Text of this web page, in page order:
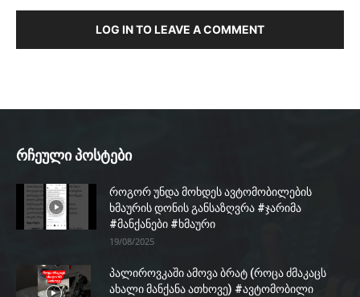
LOG IN TO LEAVE A COMMENT
რჩეული პოსტები
როგორ უნდა მოხდეს ავტომობილების
ხმაურის დონის განსაზღვრა #ჯარიმა
#მანქანები #ხმაური
19/08/2025
პალიროვკაში ამოვა ბრატ (როცა ძმაკაცს
ახალი მანქანა ათხოვე) #ავტომობილი